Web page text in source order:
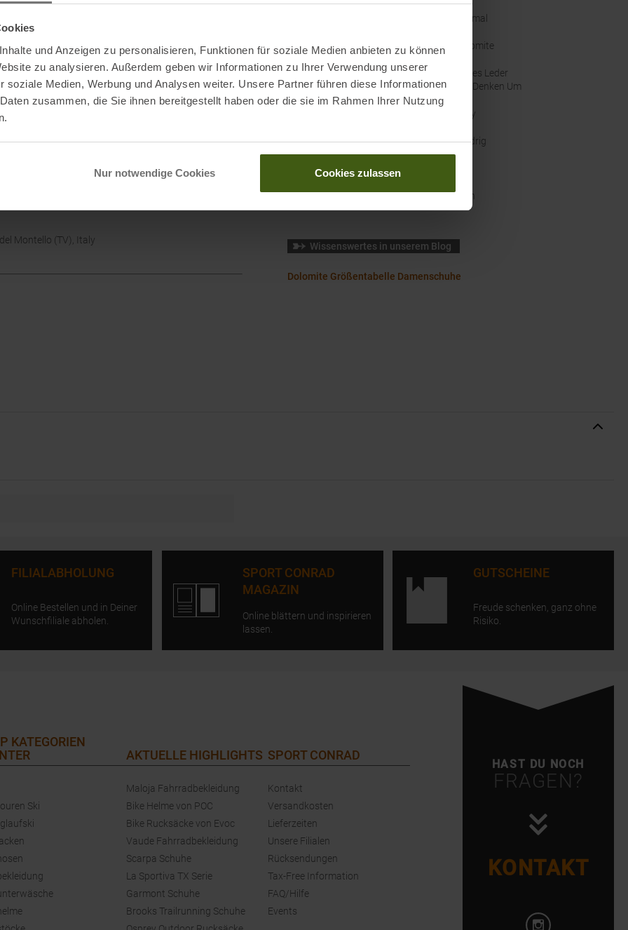
und Anzeigen zu personalisieren, Funktionen für soziale Medien anbieten zu können
zu analysieren. Außerdem geben wir Informationen zu Ihrer Verwendung unserer
soziale Medien, Werbung und Analysen weiter. Unsere Partner führen diese Informationen
zusammen, die Sie ihnen bereitgestellt haben oder die sie im Rahmen Ihrer Nutzung
Nur notwendige Cookies Cookies zulassen
Montello (TV), Italy
Normal
Marke : Dolomite
Nachhaltigkeit:
Faires Leder
Wir Denken Um
Grey
Schafthöhe: Niedrig
Schuhgrößen
Wasserdicht: Nein
Wissenswertes in unserem Blog
Dolomite Größentabelle Damenschuhe
FILIALABHOLUNG
Online Bestellen und in Deiner
Wunschfiliale abholen.
SPORT CONRAD
MAGAZIN
Online blättern und inspirieren
lassen.
GUTSCHEINE
Freude schenken, ganz ohne
Risiko.
HAST DU NOCH
FRAGEN?
KONTAKT
KATEGORIEN
Ski
AKTUELLE HIGHLIGHTS
Maloja Fahrradbekleidung
Bike Helme von POC
Bike Rucksäcke von Evoc
Vaude Fahrradbekleidung
Scarpa Schuhe
La Sportiva TX Serie
Garmont Schuhe
Brooks Trailrunning Schuhe
SPORT CONRAD
Kontakt
Versandkosten
Lieferzeiten
Unsere Filialen
Rücksendungen
Tax-Free Information
FAQ/Hilfe
Events